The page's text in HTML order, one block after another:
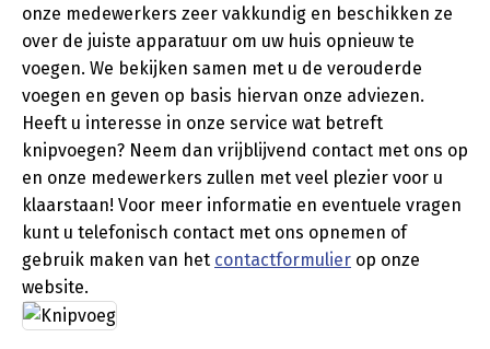
onze medewerkers zeer vakkundig en beschikken ze
over de juiste apparatuur om uw huis opnieuw te
voegen. We bekijken samen met u de verouderde
voegen en geven op basis hiervan onze adviezen.
Heeft u interesse in onze service wat betreft
knipvoegen? Neem dan vrijblijvend contact met ons op
en onze medewerkers zullen met veel plezier voor u
klaarstaan! Voor meer informatie en eventuele vragen
kunt u telefonisch contact met ons opnemen of
gebruik maken van het contactformulier op onze
website.